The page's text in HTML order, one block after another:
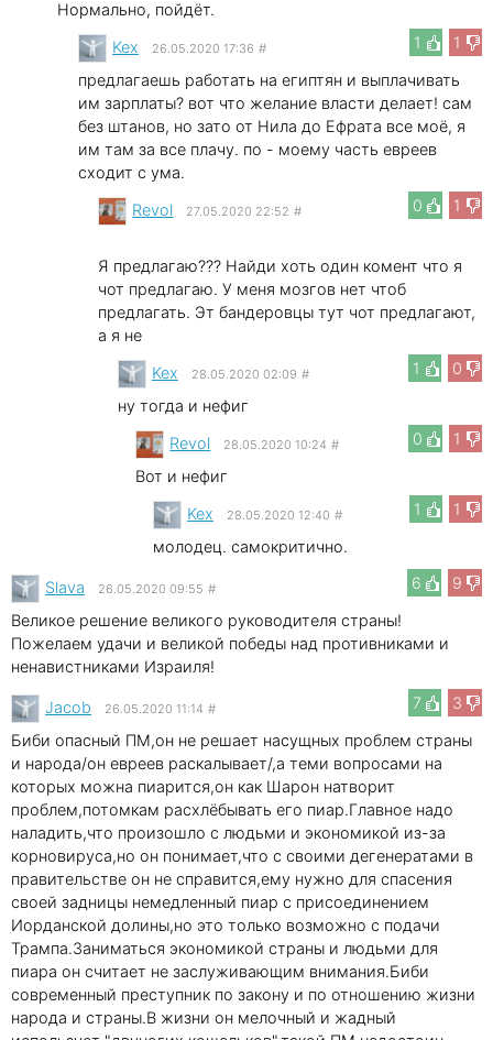
Нормально, пойдёт.
1
1
Kex 26.05.2020 17:36 #
предлагаешь работать на египтян и выплачивать
им зарплаты? вот что желание власти делает! сам
без штанов, но зато от Нила до Ефрата все моё, я
им там за все плачу. по - моему часть евреев
сходит с ума.
0
1
Revol 27.05.2020 22:52 #
Я предлагаю??? Найди хоть один комент что я
чот предлагаю. У меня мозгов нет чтоб
предлагать. Эт бандеровцы тут чот предлагают,
а я не
1
0
Kex 28.05.2020 02:09 #
ну тогда и нефиг
0
1
Revol 28.05.2020 10:24 #
Вот и нефиг
1
1
Kex 28.05.2020 12:40 #
молодец. самокритично.
6
9
Slava 26.05.2020 09:55 #
Великое решение великого руководителя страны!
Пожелаем удачи и великой победы над противниками и
ненавистниками Израиля!
7
3
Jacob 26.05.2020 11:14 #
Биби опасный ПМ,он не решает насущных проблем страны
и народа/он евреев раскалывает/,а теми вопросами на
которых можна пиарится,он как Шарон натворит
проблем,потомкам расхлёбывать его пиар.Главное надо
наладить,что произошло с людьми и экономикой из-за
корновируса,но он понимает,что с своими дегенератами в
правительстве он не справится,ему нужно для спасения
своей задницы немедленный пиар с присоединением
Иорданской долины,но это только возможно с подачи
Трампа.Заниматься экономикой страны и людьми для
пиара он считает не заслуживающим внимания.Биби
современный преступник по закону и по отношению жизни
народа и страны.В жизни он мелочный и жадный